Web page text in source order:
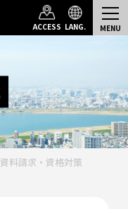
ACCESS LANG.
料請求・資格対策